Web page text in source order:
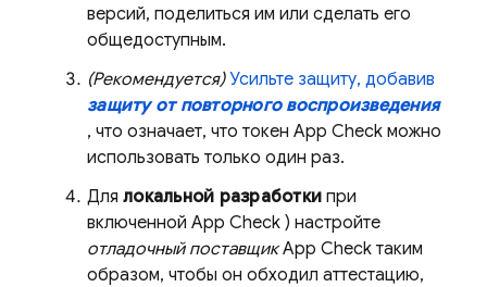
версий, поделиться им или сделать его
общедоступным.
(Рекомендуется) Усильте защиту, добавив
защиту от повторного воспроизведения
, что означает, что токен App Check можно
использовать только один раз.
Для локальной разработки при
включенной App Check ) настройте
отладочный поставщик App Check таким
образом, чтобы он обходил аттестацию,